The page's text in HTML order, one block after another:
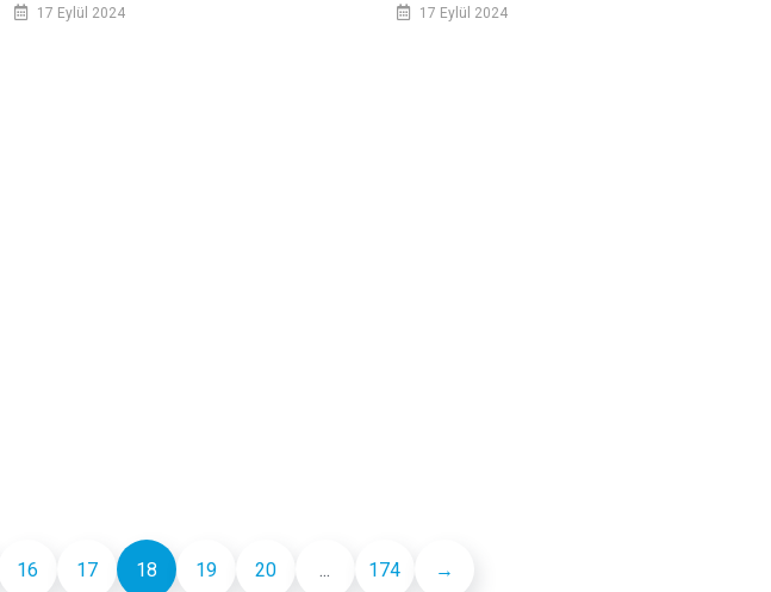
Boduk çiftinin nikah akdini gerçekl...
17 Eylül 2024
Programına katılım sağladı.
17 Eylül 2024
16 17 18 19 20 ... 174 →